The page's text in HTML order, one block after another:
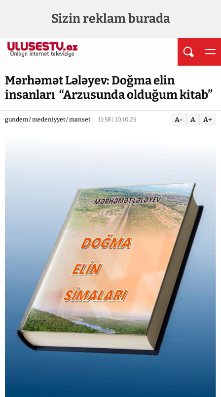
Sizin reklam burada
Mərhəmət Lələyev: Doğma elin
insanları “Arzusunda olduğum kitab”
gundem / medeniyyet / manset 11:58 | 10.10.25 A- A A+